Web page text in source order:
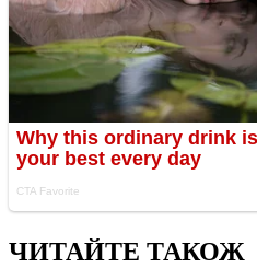
ЧИТАЙТЕ ТАКОЖ